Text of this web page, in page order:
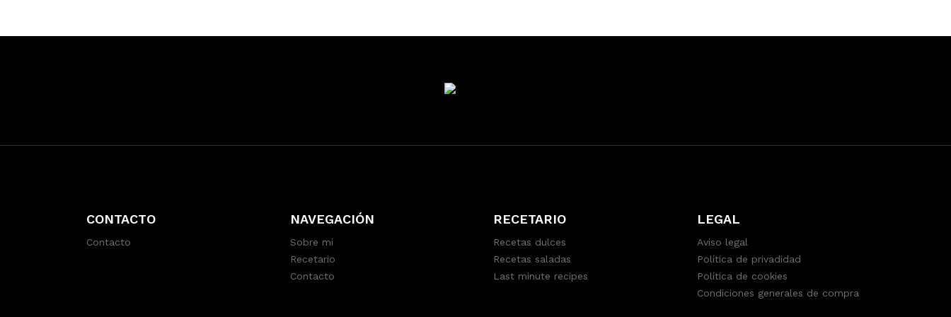
CONTACTO
Contacto
NAVEGACIÓN
Sobre mi
Recetario
Contacto
RECETARIO
Recetas dulces
Recetas saladas
Last minute recipes
LEGAL
Aviso legal
Política de privadidad
Política de cookies
Condiciones generales de compra